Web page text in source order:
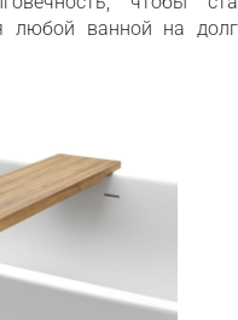
любой ванной на